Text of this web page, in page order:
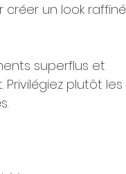
créer un look
superflus et
plutôt les